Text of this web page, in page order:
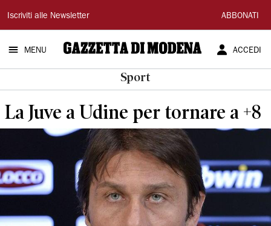
Gazzetta
di
Modena
Iscriviti alle Newsletter ABBONATI
MENU ACCEDI
Sport
La Juve a Udine per tornare a +8